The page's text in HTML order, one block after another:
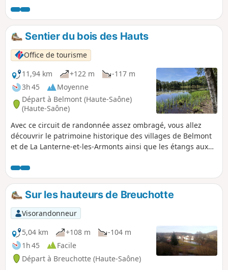
Rougemont.
Sentier du bois des Hauts
Office de tourisme
11,94 km
+122 m
-117 m
3h 45
Moyenne
Départ à Belmont (Haute-Saône)
(Haute-Saône)
Avec ce circuit de randonnée assez ombragé, vous allez
découvrir le patrimoine historique des villages de Belmont
et de La Lanterne-et-les-Armonts ainsi que les étangs aux
oublier la rivière La Lanterne qui prend sa source dans le
village et qui se jette dans la Saône à Conflandey.
Sur les hauteurs de Breuchotte
Visorandonneur
5,04 km
+108 m
-104 m
1h 45
Facile
Départ à Breuchotte (Haute-Saône)